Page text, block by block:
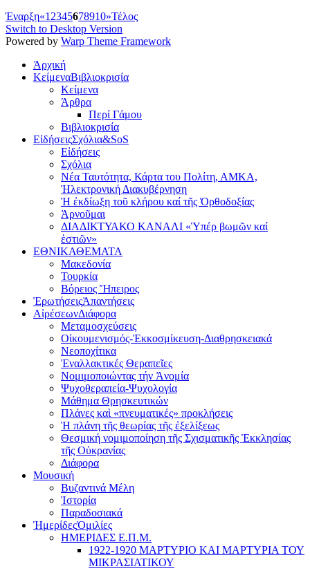
Έναρξη«1 2345678910»Τέλος
Switch to Desktop Version
Powered by Warp Theme Framework
Ἀρχική
ΚείμεναΒιβλιοκρισία
Κείμενα
Άρθρα
Περί Γάμου
Βιβλιοκρισία
ΕἰδήσειςΣχόλια&SoS
Εἰδήσεις
Σχόλια
Νέα Ταυτότητα, Κάρτα του Πολίτη, ΑΜΚΑ,
Ἠλεκτρονική Διακυβέρνηση
Ἡ ἐκδίωξη τοῦ κλήρου καί τῆς Ὀρθοδοξίας
Ἀρνοῦμαι
ΔΙΑΔΙΚΤΥΑΚΟ ΚΑΝΑΛΙ «Ὑπέρ βωμῶν καί
ἑστιῶν»
ΕΘΝΙΚΑΘΕΜΑΤΑ
Μακεδονία
Τουρκία
Βόρειος Ἤπειρος
ἘρωτήσειςἈπαντήσεις
ΑἱρέσεωνΔιάφορα
Μεταμοσχεύσεις
Οἰκουμενισμός-Ἐκκοσμίκευση-Διαθρησκειακά
Νεοποχίτικα
Ἐναλλακτικές Θεραπεῖες
Νομιμοποιώντας τήν Ἀνομία
Ψυχοθεραπεία-Ψυχολογία
Μάθημα Θρησκευτικών
Πλάνες καὶ «πνευματικές» προκλήσεις
Ἡ πλάνη τῆς θεωρίας τῆς ἐξελίξεως
Θεσμική νομιμοποίηση τῆς Σχισματικῆς Ἐκκλησίας
τῆς Οὐκρανίας
Διάφορα
Μουσική
Βυζαντινά Μέλη
Ἰστορία
Παραδοσιακά
ἩμερίδεςὉμιλίες
ΗΜΕΡΙΔΕΣ Ε.Π.Μ.
1922-1920 ΜΑΡΤΥΡΙΟ ΚΑI ΜΑΡΤΥΡIΑ ΤΟΥ
ΜΙΚΡΑΣΙΑΤΙΚΟΥ